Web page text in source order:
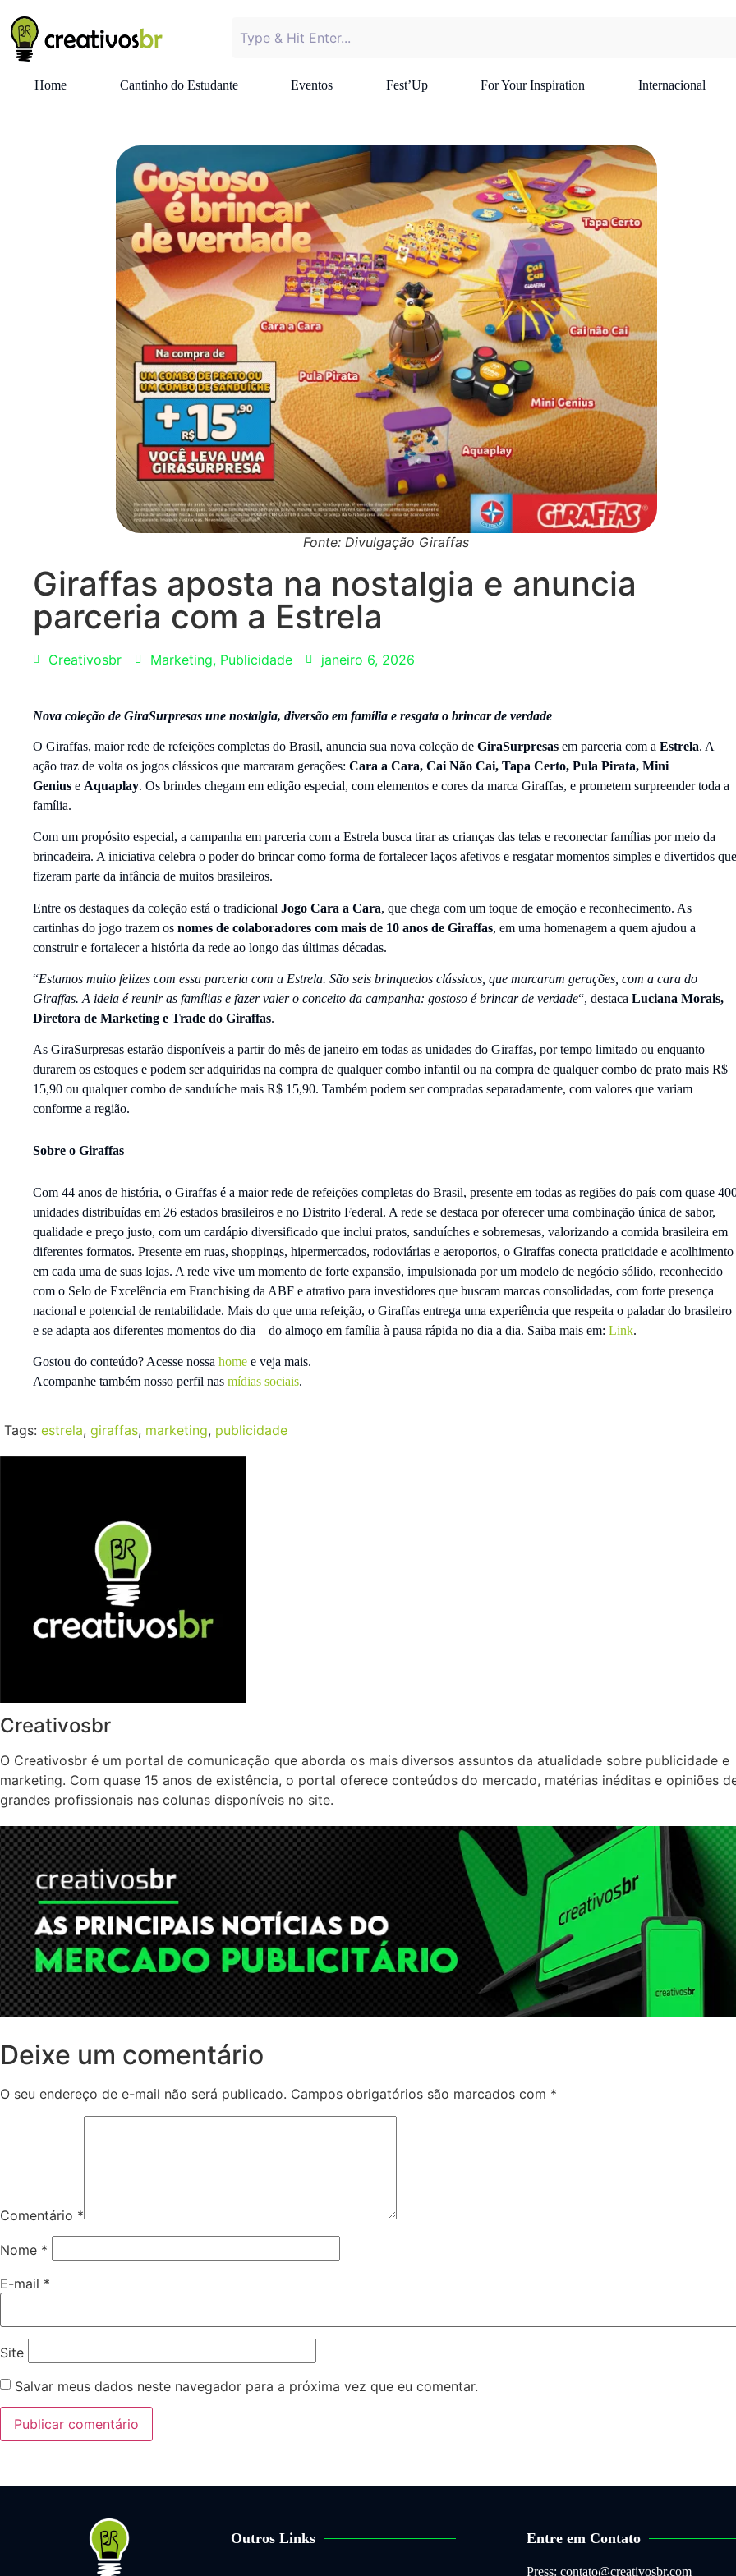
Home Cantinho do Estudante Eventos Fest’Up For Your Inspiration Internacional
Fonte: Divulgação Giraffas
Giraffas aposta na nostalgia e anuncia
parceria com a Estrela
Creativosbr Marketing, Publicidade janeiro 6, 2026
Nova coleção de GiraSurpresas une nostalgia, diversão em família e resgata o brincar de verdade
O Giraffas, maior rede de refeições completas do Brasil, anuncia sua nova coleção de GiraSurpresas em parceria com a Estrela. A
ação traz de volta os jogos clássicos que marcaram gerações: Cara a Cara, Cai Não Cai, Tapa Certo, Pula Pirata, Mini
Genius e Aquaplay. Os brindes chegam em edição especial, com elementos e cores da marca Giraffas, e prometem surpreender toda a
família.
Com um propósito especial, a campanha em parceria com a Estrela busca tirar as crianças das telas e reconectar famílias por meio da
brincadeira. A iniciativa celebra o poder do brincar como forma de fortalecer laços afetivos e resgatar momentos simples e divertidos que
fizeram parte da infância de muitos brasileiros.
Entre os destaques da coleção está o tradicional Jogo Cara a Cara, que chega com um toque de emoção e reconhecimento. As
cartinhas do jogo trazem os nomes de colaboradores com mais de 10 anos de Giraffas, em uma homenagem a quem ajudou a
construir e fortalecer a história da rede ao longo das últimas décadas.
“Estamos muito felizes com essa parceria com a Estrela. São seis brinquedos clássicos, que marcaram gerações, com a cara do
Giraffas. A ideia é reunir as famílias e fazer valer o conceito da campanha: gostoso é brincar de verdade“, destaca Luciana Morais,
Diretora de Marketing e Trade do Giraffas.
As GiraSurpresas estarão disponíveis a partir do mês de janeiro em todas as unidades do Giraffas, por tempo limitado ou enquanto
durarem os estoques e podem ser adquiridas na compra de qualquer combo infantil ou na compra de qualquer combo de prato mais R$
15,90 ou qualquer combo de sanduíche mais R$ 15,90. Também podem ser compradas separadamente, com valores que variam
conforme a região.
Sobre o Giraffas
Com 44 anos de história, o Giraffas é a maior rede de refeições completas do Brasil, presente em todas as regiões do país com quase
unidades distribuídas em 26 estados brasileiros e no Distrito Federal. A rede se destaca por oferecer uma combinação única de sabor,
qualidade e preço justo, com um cardápio diversificado que inclui pratos, sanduíches e sobremesas, valorizando a comida brasileira em
diferentes formatos. Presente em ruas, shoppings, hipermercados, rodoviárias e aeroportos, o Giraffas conecta praticidade e acolhimento
em cada uma de suas lojas. A rede vive um momento de forte expansão, impulsionada por um modelo de negócio sólido, reconhecido
com o Selo de Excelência em Franchising da ABF e atrativo para investidores que buscam marcas consolidadas, com forte presença
nacional e potencial de rentabilidade. Mais do que uma refeição, o Giraffas entrega uma experiência que respeita o paladar do brasileiro
e se adapta aos diferentes momentos do dia – do almoço em família à pausa rápida no dia a dia. Saiba mais em: Link.
Gostou do conteúdo? Acesse nossa home e veja mais.
Acompanhe também nosso perfil nas mídias sociais.
Tags: estrela, giraffas, marketing, publicidade
Creativosbr
O Creativosbr é um portal de comunicação que aborda os mais diversos assuntos da atualidade sobre publicidade e
marketing. Com quase 15 anos de existência, o portal oferece conteúdos do mercado, matérias inéditas e opiniões
grandes profissionais nas colunas disponíveis no site.
Deixe um comentário
O seu endereço de e-mail não será publicado. Campos obrigatórios são marcados com *
Comentário *
Nome *
E-mail *
Site
Salvar meus dados neste navegador para a próxima vez que eu comentar.
Outros Links Entre em Contato
Press: contato@creativosbr.com